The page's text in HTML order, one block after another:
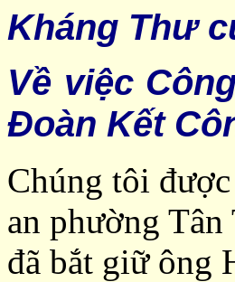
Kháng Thư
Về việc
Đoàn Kết
Chúng tôi
an phường
đã bắt giữ ông